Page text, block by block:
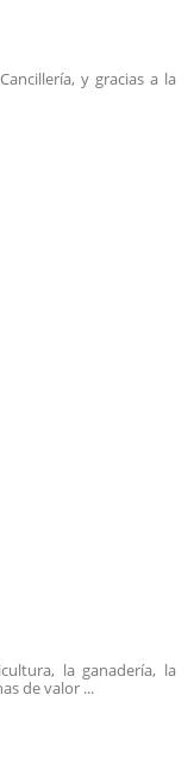
y gracias a la
la ganadería, la
de valor ...